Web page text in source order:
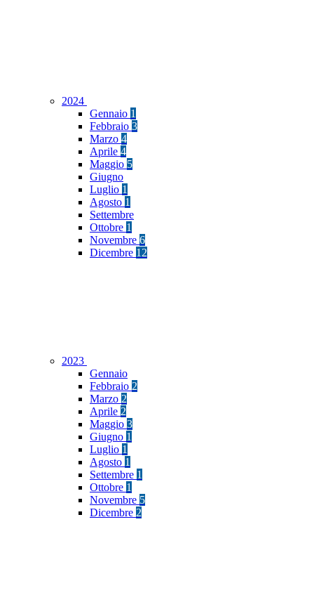
2024
Gennaio 1
Febbraio 3
Marzo 4
Aprile 4
Maggio 5
Giugno
Luglio 1
Agosto 1
Settembre
Ottobre 1
Novembre 6
Dicembre 12
2023
Gennaio
Febbraio 2
Marzo 2
Aprile 2
Maggio 3
Giugno 1
Luglio 1
Agosto 1
Settembre 1
Ottobre 1
Novembre 5
Dicembre 2